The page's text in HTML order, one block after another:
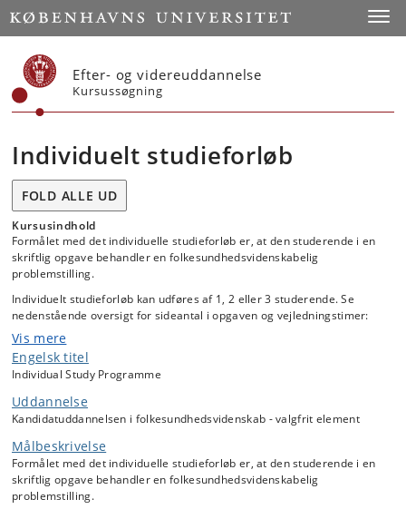
Start
Efter- og videreuddannelse
Kursussøgning
Individuelt studieforløb
FOLD ALLE UD
Kursusindhold
Formålet med det individuelle studieforløb er, at den studerende i en
skriftlig opgave behandler en folkesundhedsvidenskabelig
problemstilling.
Individuelt studieforløb kan udføres af 1, 2 eller 3 studerende. Se
nedenstående oversigt for sideantal i opgaven og vejledningstimer:
Antal
studerende
1
20
2
Vejledningsnormen dækker over vejleders forberedelse og møde(r)
mellem studerende og vejleder samt bedømmelse og eksamination.
Vis mere
Engelsk titel
Individual Study Programme
Uddannelse
Kandidatuddannelsen i folkesundhedsvidenskab - valgfrit element
Målbeskrivelse
Formålet med det individuelle studieforløb er, at den studerende i en
skriftlig opgave behandler en folkesundhedsvidenskabelig
problemstilling.